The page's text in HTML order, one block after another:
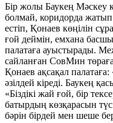
Бір жолы Баукең Мәскеу
болмай, коридорда
естіп, Қонаев көңілін
ғой деймін, емхана
палатаға ауыстырады.
сайланған СовМин
Қонаев ақсақал
әзілдей кіреді. Баукең
«Біздікі жай ғой, бір
батырдың көзқарасын
бәрін бірдей мен шеше